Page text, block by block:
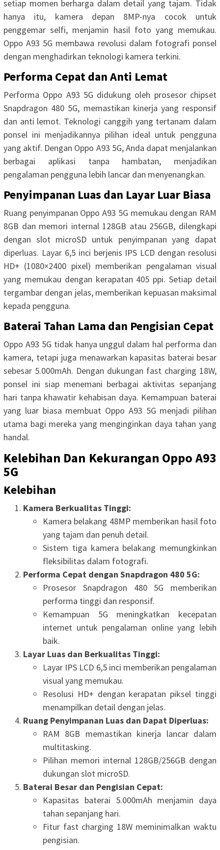
setiap momen berharga dalam detail yang tajam. Tidak
hanya itu, kamera depan 8MP-nya cocok untuk
penggemar selfi, menjamin hasil foto yang memukau.
Oppo A93 5G membawa revolusi dalam fotografi ponsel
dengan menghadirkan teknologi kamera terkini.
Performa Cepat dan Anti Lemat
Performa Oppo A93 5G didukung oleh prosesor chipset
Snapdragon 480 5G, memastikan kinerja yang responsif
dan anti lemot. Teknologi canggih yang tertanam dalam
ponsel ini menjadikannya pilihan ideal untuk pengguna
yang aktif. Dengan Oppo A93 5G, Anda dapat menjalankan
berbagai aplikasi tanpa hambatan, menjadikan
pengalaman pengguna lebih lancar dan menyenangkan.
Penyimpanan Luas dan Layar Luar Biasa
Ruang penyimpanan Oppo A93 5G memukau dengan RAM
8GB dan memori internal 128GB atau 256GB, dilengkapi
dengan slot microSD untuk penyimpanan yang dapat
diperluas. Layar 6,5 inci berjenis IPS LCD dengan resolusi
HD+ (1080×2400 pixel) memberikan pengalaman visual
yang memukau dengan kerapatan 405 ppi. Setiap detail
tergambar dengan jelas, memberikan kepuasan maksimal
kepada pengguna.
Baterai Tahan Lama dan Pengisian Cepat
Oppo A93 5G tidak hanya unggul dalam hal performa dan
kamera, tetapi juga menawarkan kapasitas baterai besar
sebesar 5.000mAh. Dengan dukungan fast charging 18W,
ponsel ini siap menemani berbagai aktivitas sepanjang
hari tanpa khawatir kehabisan daya. Kemampuan baterai
yang luar biasa membuat Oppo A93 5G menjadi pilihan
utama bagi mereka yang menginginkan daya tahan yang
handal.
Kelebihan Dan Kekurangan Oppo A93
5G
Kelebihan
Kamera Berkualitas Tinggi:
Kamera belakang 48MP memberikan hasil foto
yang tajam dan penuh detail.
Sistem tiga kamera belakang memungkinkan
fleksibilitas dalam fotografi.
Performa Cepat dengan Snapdragon 480 5G:
Prosesor Snapdragon 480 5G memberikan
performa tinggi dan responsif.
Kemampuan 5G meningkatkan kecepatan
internet untuk pengalaman online yang lebih
baik.
Layar Luas dan Berkualitas Tinggi:
Layar IPS LCD 6,5 inci memberikan pengalaman
visual yang memukau.
Resolusi HD+ dengan kerapatan piksel tinggi
menampilkan detail dengan jelas.
Ruang Penyimpanan Luas dan Dapat Diperluas:
RAM 8GB memastikan kinerja lancar dalam
multitasking.
Pilihan memori internal 128GB/256GB dengan
dukungan slot microSD.
Baterai Besar dan Pengisian Cepat:
Kapasitas baterai 5.000mAh menjamin daya
tahan sepanjang hari.
Fitur fast charging 18W meminimalkan waktu
pengisian.